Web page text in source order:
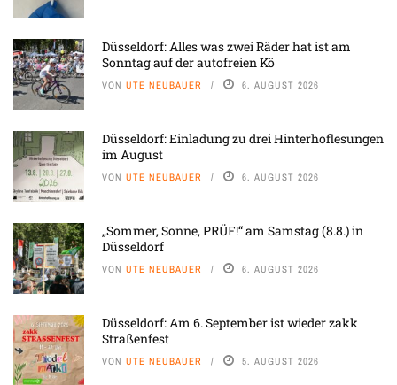
Düsseldorf: Alles was zwei Räder hat ist am
Sonntag auf der autofreien Kö
VON UTE NEUBAUER 6. AUGUST 2026
Düsseldorf: Einladung zu drei Hinterhoflesungen
im August
VON UTE NEUBAUER 6. AUGUST 2026
„Sommer, Sonne, PRÜF!“ am Samstag (8.8.) in
Düsseldorf
VON UTE NEUBAUER 6. AUGUST 2026
Düsseldorf: Am 6. September ist wieder zakk
Straßenfest
VON UTE NEUBAUER 5. AUGUST 2026